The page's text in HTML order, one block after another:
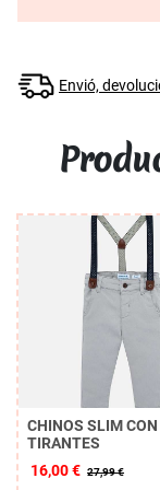
Envió,
CHINOS SLIM CON
TIRANTES
16,00 € 27,99 €